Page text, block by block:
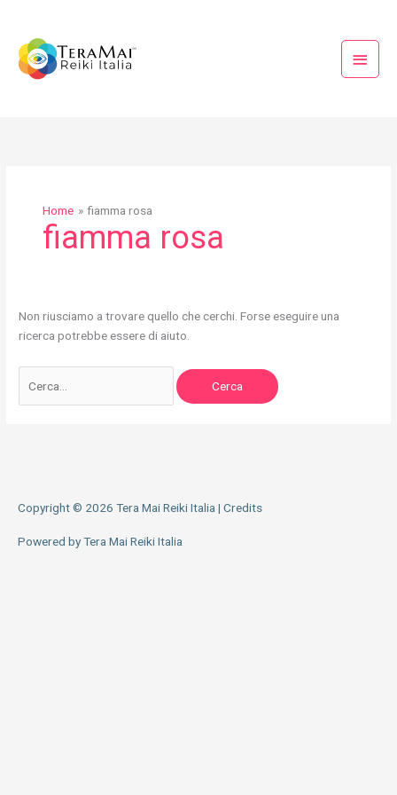
contenuto
Home fiamma rosa
fiamma rosa
Non riusciamo a trovare quello che cerchi. Forse eseguire una
ricerca potrebbe essere di aiuto.
Copyright © 2026 Tera Mai Reiki Italia | Credits
Powered byTera Mai Reiki Italia